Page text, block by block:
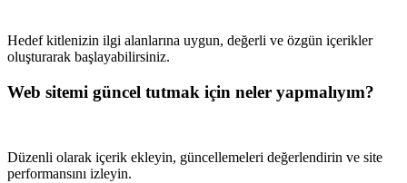
Hedef kitlenizin ilgi alanlarına uygun, değerli ve özgün içerikler
oluşturarak başlayabilirsiniz.
Web sitemi güncel tutmak için neler yapmalıyım?
Düzenli olarak içerik ekleyin, güncellemeleri değerlendirin ve site
performansını izleyin.